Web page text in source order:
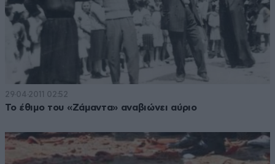
29·04·2011 02:52
Το έθιμο του «Ζάμαντα» αναβιώνει αύριο